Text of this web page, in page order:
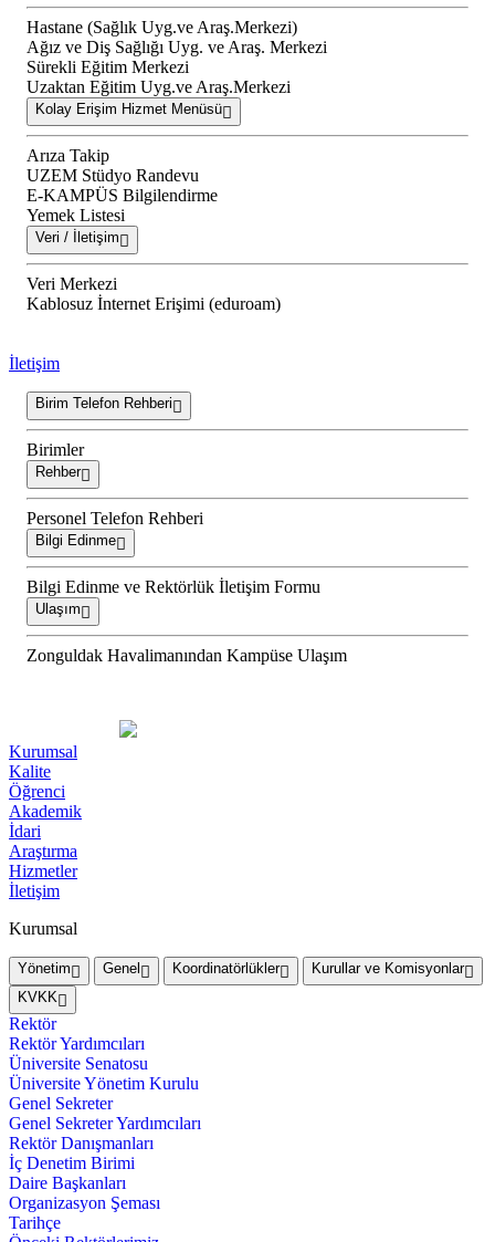
Hastane (Sağlık Uyg.ve Araş.Merkezi)
Ağız ve Diş Sağlığı Uyg. ve Araş. Merkezi
Sürekli Eğitim Merkezi
Uzaktan Eğitim Uyg.ve Araş.Merkezi
Kolay Erişim Hizmet Menüsü
Arıza Takip
UZEM Stüdyo Randevu
E-KAMPÜS Bilgilendirme
Yemek Listesi
Veri / İletişim
Veri Merkezi
Kablosuz İnternet Erişimi (eduroam)
İletişim
Birim Telefon Rehberi
Birimler
Rehber
Personel Telefon Rehberi
Bilgi Edinme
Bilgi Edinme ve Rektörlük İletişim Formu
Ulaşım
Zonguldak Havalimanından Kampüse Ulaşım
Kurumsal
Kalite
Öğrenci
Akademik
İdari
Araştırma
Hizmetler
İletişim
Kurumsal
Yönetim Genel Koordinatörlükler
Kurullar ve Komisyonlar
KVKK
Rektör
Rektör Yardımcıları
Üniversite Senatosu
Üniversite Yönetim Kurulu
Genel Sekreter
Genel Sekreter Yardımcıları
Rektör Danışmanları
İç Denetim Birimi
Daire Başkanları
Organizasyon Şeması
Tarihçe